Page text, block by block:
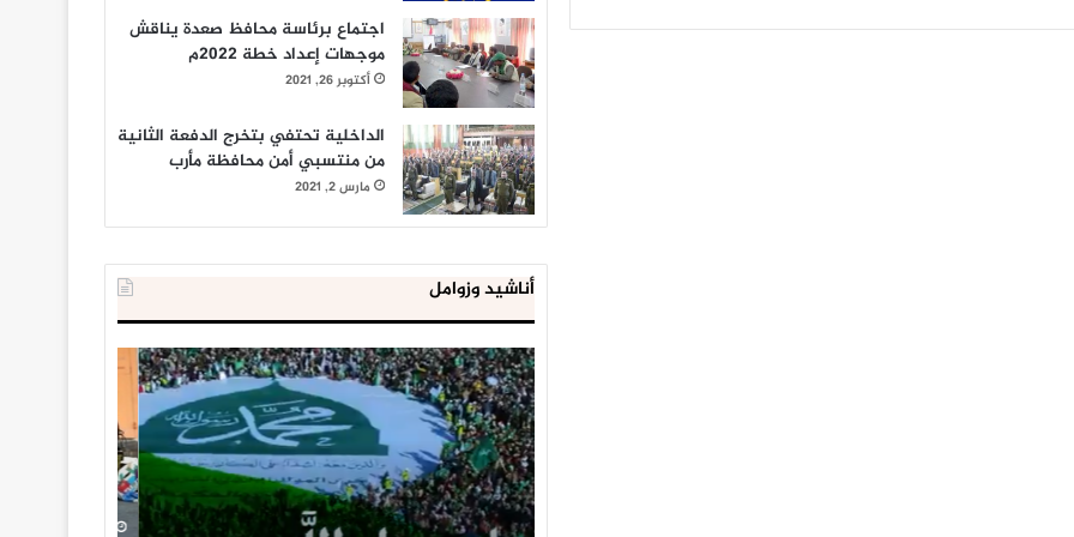
اجتماع برئاسة محافظ صعدة يناقش
موجهات إعداد خطة 2022م
أكتوبر 26, 2021
الداخلية تحتفي بتخرج الدفعة الثانية
من منتسبي أمن محافظة مأرب
مارس 2, 2021
أناشيد وزوامل
العدو
الإسرائيلي
اعتقل
543
طفلا
فلسطينيا
خلال
يناير 31, 2021
إحباط
‘مخطط
كبير’
للإخوان